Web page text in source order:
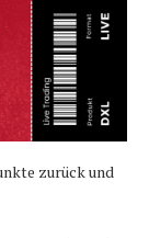
zurück und